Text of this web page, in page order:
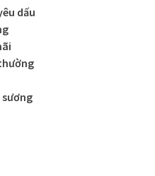
dấu
sương